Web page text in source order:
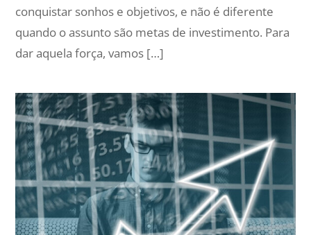
conquistar sonhos e objetivos, e não é diferente
quando o assunto são metas de investimento. Para
dar aquela força, vamos […]